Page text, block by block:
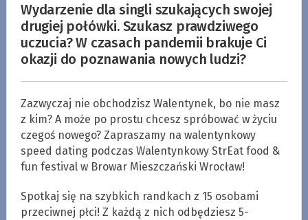
Wydarzenie dla singli szukających swojej
drugiej połówki. Szukasz prawdziwego
uczucia? W czasach pandemii brakuje Ci
okazji do poznawania nowych ludzi?
Zazwyczaj nie obchodzisz Walentynek, bo nie masz
z kim? A może po prostu chcesz spróbować w życiu
czegoś nowego? Zapraszamy na walentynkowy
speed dating podczas Walentynkowy StrEat food &
fun festival w Browar Mieszczański Wrocław!
Spotkaj się na szybkich randkach z 15 osobami
przeciwnej płci! Z każdą z nich odbędziesz 5-